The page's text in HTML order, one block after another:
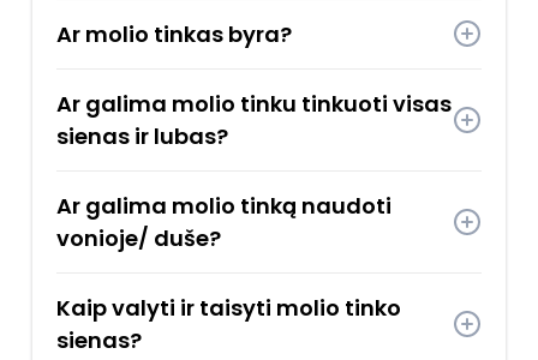
Ar molio tinkas byra?
Ar galima molio tinku tinkuoti visas
sienas ir lubas?
Ar galima molio tinką naudoti
vonioje/ duše?
Kaip valyti ir taisyti molio tinko
sienas?